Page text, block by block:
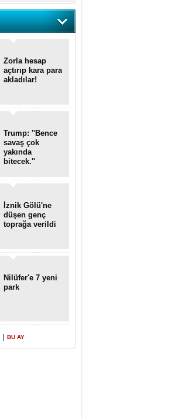
Zorla hesap
açtırıp kara para
akladılar!
Trump: ''Bence
savaş çok
yakında
bitecek.''
İznik Gölü'ne
düşen genç
toprağa verildi
Nilüfer'e 7 yeni
park
BU AY